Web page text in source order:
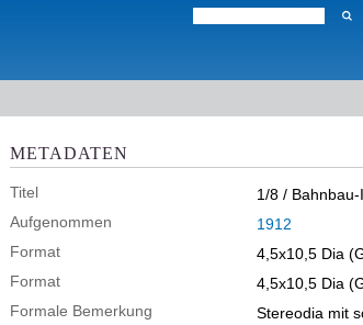
METADATEN
Titel
1/8 /
Aufgenommen
1912
Format
4,5x10,5 Dia
Format
4,5x10,5 Dia
Formale Bemerkung
Stereodia mit